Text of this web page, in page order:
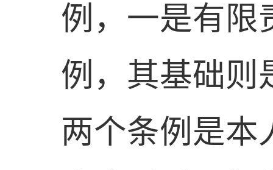
例，一是有限
例，其基础则
两个条例是本